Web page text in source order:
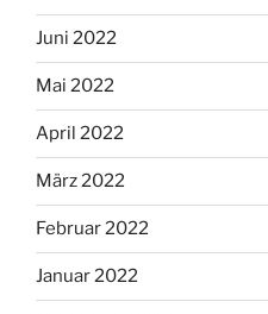
Juni 2022
Mai 2022
April 2022
März 2022
Februar 2022
Januar 2022